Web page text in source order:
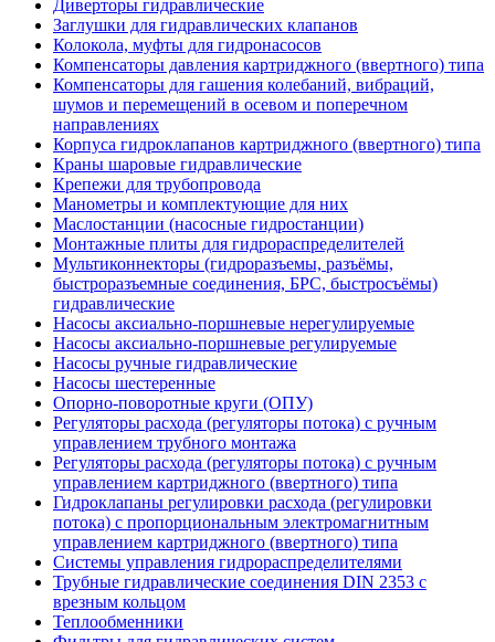
Диверторы гидравлические
Заглушки для гидравлических клапанов
Колокола, муфты для гидронасосов
Компенсаторы давления картриджного (ввертного) типа
Компенсаторы для гашения колебаний, вибраций,
шумов и перемещений в осевом и поперечном
направлениях
Корпуса гидроклапанов картриджного (ввертного) типа
Краны шаровые гидравлические
Крепежи для трубопровода
Манометры и комплектующие для них
Маслостанции (насосные гидростанции)
Монтажные плиты для гидрораспределителей
Мультиконнекторы (гидроразъемы, разъёмы,
быстроразъемные соединения, БРС, быстросъёмы)
гидравлические
Насосы аксиально-поршневые нерегулируемые
Насосы аксиально-поршневые регулируемые
Насосы ручные гидравлические
Насосы шестеренные
Опорно-поворотные круги (ОПУ)
Регуляторы расхода (регуляторы потока) с ручным
управлением трубного монтажа
Регуляторы расхода (регуляторы потока) с ручным
управлением картриджного (ввертного) типа
Гидроклапаны регулировки расхода (регулировки
потока) с пропорциональным электромагнитным
управлением картриджного (ввертного) типа
Системы управления гидрораспределителями
Трубные гидравлические соединения DIN 2353 с
врезным кольцом
Теплообменники